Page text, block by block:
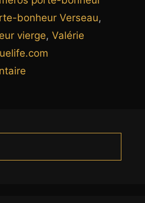
bonheur Verseau,
vierge, Valérie